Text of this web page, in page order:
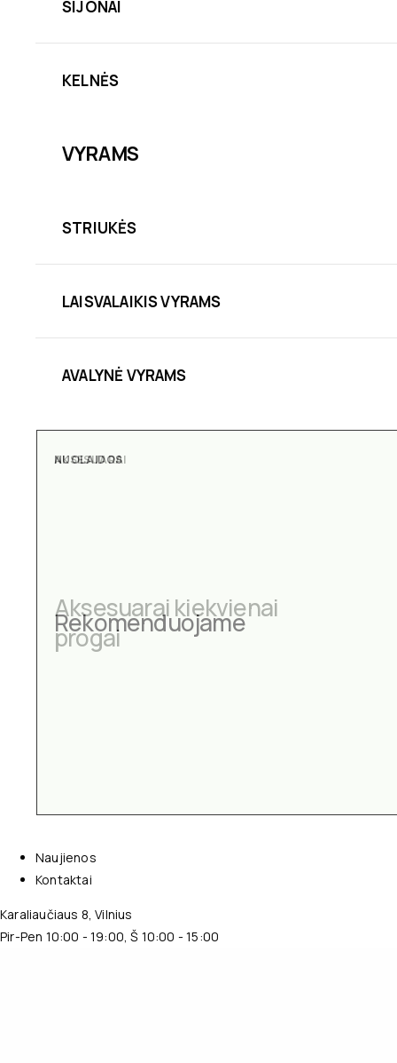
SIJONAI
KELNĖS
VYRAMS
STRIUKĖS
LAISVALAIKIS VYRAMS
AVALYNĖ VYRAMS
NUOLAIDOS
Rekomenduojame
AKSESUARAI
Aksesuarai kiekvienai
progai
Naujienos
Kontaktai
Karaliaučiaus 8, Vilnius
Pir-Pen 10:00 - 19:00, Š 10:00 - 15:00